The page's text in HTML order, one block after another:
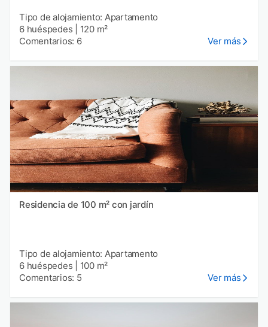
Tipo de alojamiento: Apartamento
6 huéspedes
120 m²
Comentarios: 6
Ver más
Residencia de 100 m² con jardín
Tipo de alojamiento: Apartamento
6 huéspedes
100 m²
Comentarios: 5
Ver más